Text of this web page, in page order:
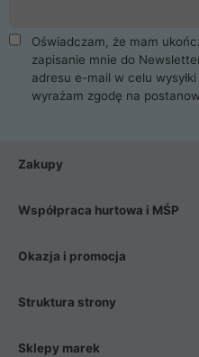
Oświadczam, że mam
zapisanie mnie do
adresu e-mail w celu
wyrażam zgodę na
Zakupy
Współpraca hurtowa i MŚP
Okazja i promocja
Struktura strony
Sklepy marek